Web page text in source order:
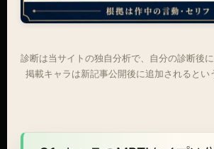
診断は当サイトの独自分析で、自分の診断後
掲載キャラは新記事公開後に追加されるとい